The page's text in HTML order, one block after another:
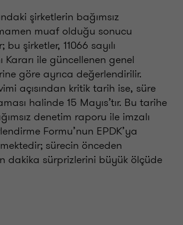
şirketlerin bağımsız
muaf olduğu sonucu
bu şirketler, 11066 sayılı
Kararı ile güncellenen genel
göre ayrıca değerlendirilir.
açısından kritik tarih ise, süre
halinde 15 Mayıs’tır. Bu tarihe
denetim raporu ile imzalı
Formu’nun EPDK’ya
sürecin önceden
dakika sürprizlerini büyük ölçüde